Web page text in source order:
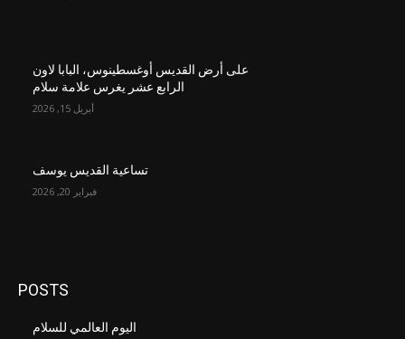
على أرض القديس أوغسطينوس، البابا لاون
الرابع عشر يغرس علامة سلام
أبريل 15, 2026
تساعية القديس يوسف
فبراير 20, 2026
POSTS
اليوم العالمي للسلام